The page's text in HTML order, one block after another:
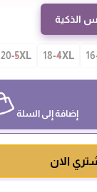
الذكية
18-4XL
20-5XL
إضافة إلى السلة
الان